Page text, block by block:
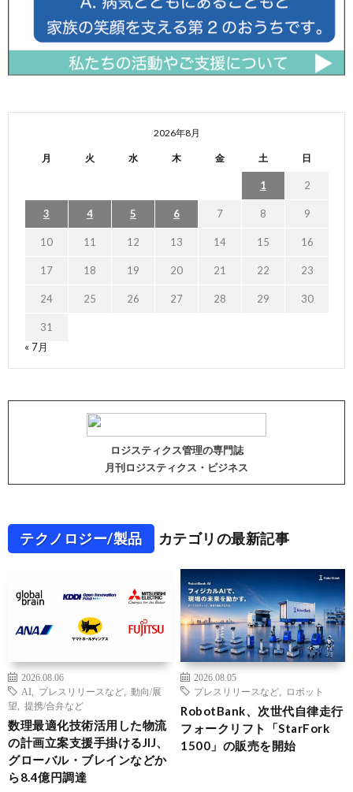
2026年8月
月 火 水 木 金 土 日
1 2
3 4 5 6 7 8 9
10 11 12 13 14 15 16
17 18 19 20 21 22 23
24 25 26 27 28 29 30
31
« 7月
ロジスティクス管理の専門誌
月刊ロジスティクス・ビジネス
テクノロジー/製品 カテゴリの最新記事
2026.08.06
AI
プレスリリースなど
動向/展
望
提携/合弁など
数理最適化技術活用した物流
の計画立案支援手掛けるJIJ、
グローバル・ブレインなどか
ら8.4億円調達
2026.08.05
プレスリリースなど
ロボット
RobotBank、次世代自律走行
フォークリフト「StarFork
1500」の販売を開始